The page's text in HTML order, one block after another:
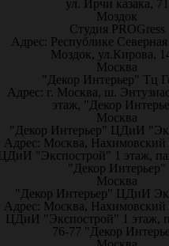
ул. Ирчи казака, 71
Моздок
Студия PROGress
Адрес: Республике
Моздок, ул.Кирова,
Москва
"Декор Интерьер" Тц
Адрес: г. Москва, ш.
этаж, "Декор
Москва
"Декор Интерьер" ЦДиИ
Адрес: Москва, Нахимовский
"Экспострой" 1 этаж,
"Декор Интерьер"
Москва
"Декор Интерьер" ЦДиИ
Адрес: Москва, Нахимовский
ЦДиИ "Экспострой" 1 этаж,
76-77 "Декор